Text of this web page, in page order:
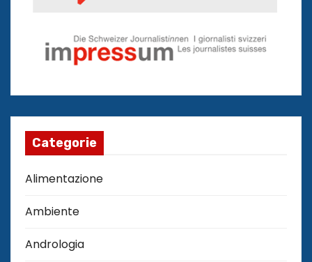
Categorie
Alimentazione
Ambiente
Andrologia